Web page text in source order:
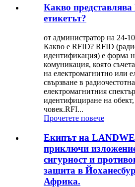
Какво
етикетът?
от администратор на 24-
Какво е RFID? RFID
идентификация) е форма
комуникация, която
на електромагнитно или
свързване в
електромагнитния
идентифициране на
човек.RFI...
Прочетете повече
Екипът на
приключи
сигурност и
защита в
Африка.